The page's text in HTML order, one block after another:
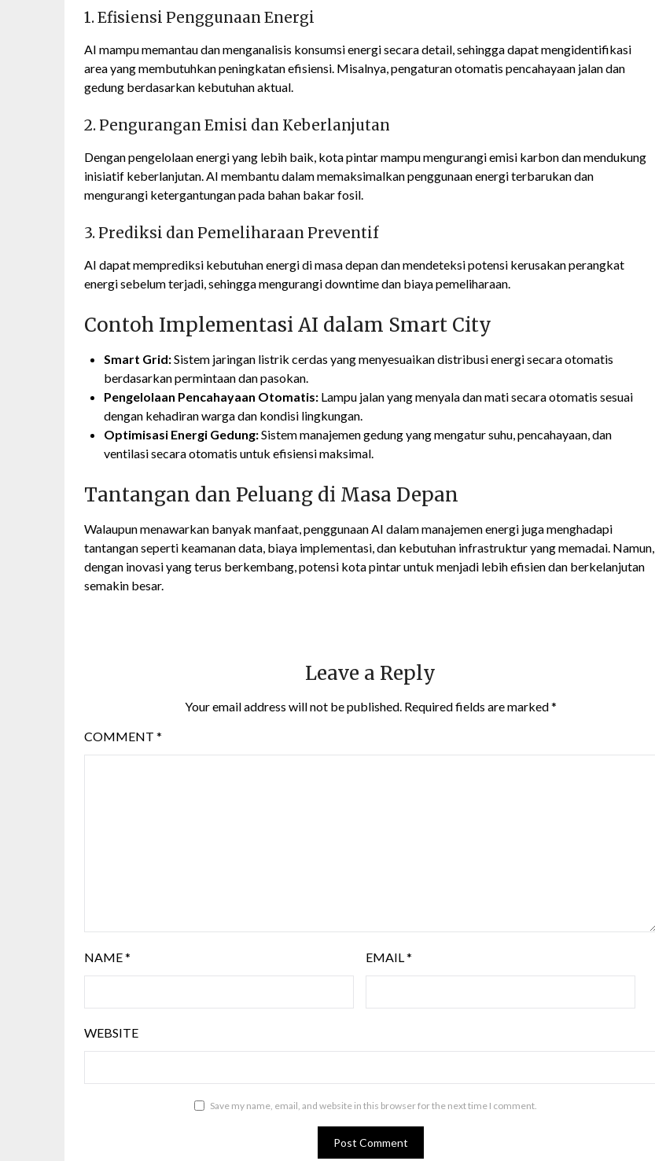
1. Efisiensi Penggunaan Energi
AI mampu memantau dan menganalisis konsumsi energi secara detail, sehingga dapat mengidentifikasi
area yang membutuhkan peningkatan efisiensi. Misalnya, pengaturan otomatis pencahayaan jalan dan
gedung berdasarkan kebutuhan aktual.
2. Pengurangan Emisi dan Keberlanjutan
Dengan pengelolaan energi yang lebih baik, kota pintar mampu mengurangi emisi karbon dan mendukung
inisiatif keberlanjutan. AI membantu dalam memaksimalkan penggunaan energi terbarukan dan
mengurangi ketergantungan pada bahan bakar fosil.
3. Prediksi dan Pemeliharaan Preventif
AI dapat memprediksi kebutuhan energi di masa depan dan mendeteksi potensi kerusakan perangkat
energi sebelum terjadi, sehingga mengurangi downtime dan biaya pemeliharaan.
Contoh Implementasi AI dalam Smart City
Smart Grid:Sistem jaringan listrik cerdas yang menyesuaikan distribusi energi secara otomatis
berdasarkan permintaan dan pasokan.
Pengelolaan Pencahayaan Otomatis: Lampu jalan yang menyala dan mati secara otomatis sesuai
dengan kehadiran warga dan kondisi lingkungan.
Optimisasi Energi Gedung:Sistem manajemen gedung yang mengatur suhu, pencahayaan, dan
ventilasi secara otomatis untuk efisiensi maksimal.
Tantangan dan Peluang di Masa Depan
Walaupun menawarkan banyak manfaat, penggunaan AI dalam manajemen energi juga menghadapi
tantangan seperti keamanan data, biaya implementasi, dan kebutuhan infrastruktur yang memadai. Namun,
dengan inovasi yang terus berkembang, potensi kota pintar untuk menjadi lebih efisien dan berkelanjutan
semakin besar.
Leave a Reply
Your email address will not be published. Required fields are marked*
COMMENT *
NAME* EMAIL*
WEBSITE
Save my name, email, and website in this browser for the next time I comment.